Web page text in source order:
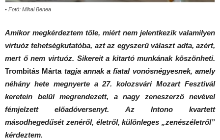
• Fotó: Mihai Benea
Amikor megkérdeztem tőle, miért nem jelentkezik valamilyen
virtuóz tehetségkutatóba, azt az egyszerű választ adta, azért,
mert ő nem virtuóz. Sikereit a kitartó munkának köszönheti.
Trombitás Mártatagja annak a fiatal vonósnégyesnek, amely
néhány hete megnyerte a 27. kolozsvári Mozart Fesztivál
keretein belül megrendezett, a nagy zeneszerző nevével
fémjelzett előadóversenyt. Az Intono kvartett
másodhegedűsét zenéről, életről, különleges „zenészéletről”
kérdeztem.